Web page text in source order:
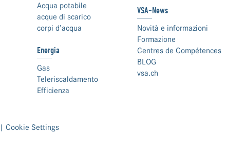
Acqua potabile
acque di scarico
corpi d’acqua
Energia
Gas
Teleriscaldamento
Efficienza
VSA-News
Novità e informazioni
Formazione
Centres de Compétences
BLOG
vsa.ch
| Cookie Settings